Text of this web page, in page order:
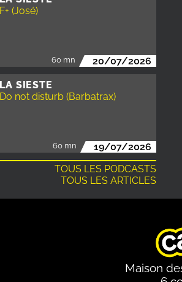
F+ (José)
60 mn 20/07/2026
LA SIESTE
Do not disturb (Barbatrax)
60 mn
19/07/2026
TOUS LES PODCASTS
TOUS LES ARTICLES
Maison